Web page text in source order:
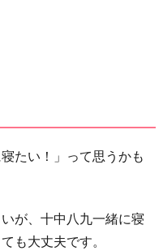
たい！」って思うかも
が、十中八九一緒に寝
も大丈夫です。